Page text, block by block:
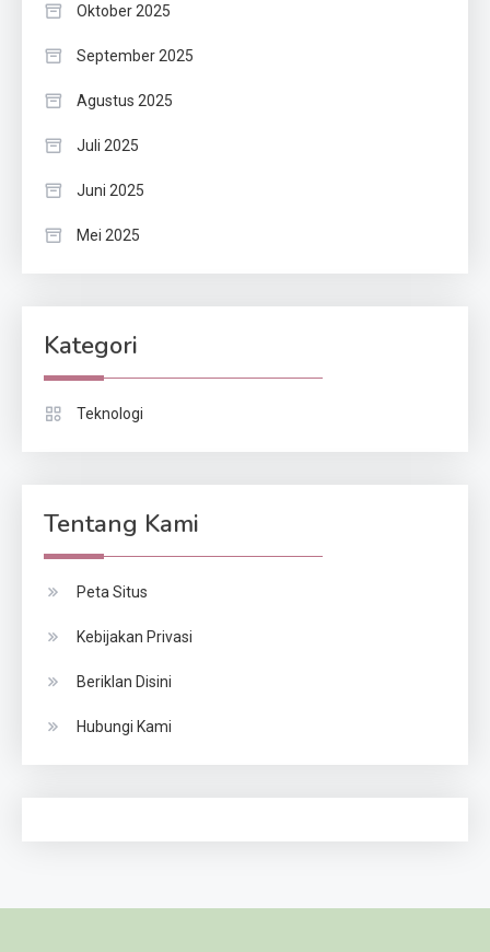
Oktober 2025
September 2025
Agustus 2025
Juli 2025
Juni 2025
Mei 2025
Kategori
Teknologi
Tentang Kami
Peta Situs
Kebijakan Privasi
Beriklan Disini
Hubungi Kami